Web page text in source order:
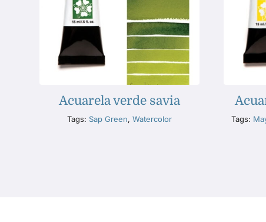
Acuarela verde savia
Tags: Sap Green,Watercolor Tags: